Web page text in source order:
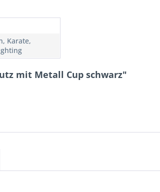
Karate,
mit Metall Cup schwarz"